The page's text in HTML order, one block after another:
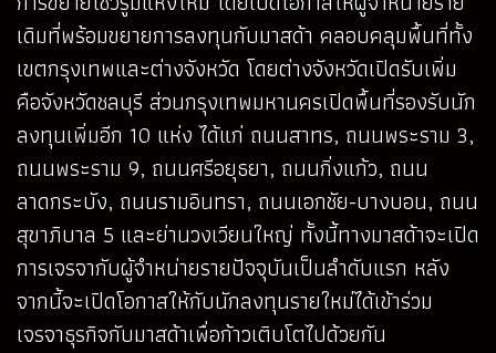
เดิมที่พร้อมขยายการลงทุนกับมาสด้า คลอบคลุมพื้นที่ทั้ง
เขตกรุงเทพและต่างจังหวัด โดยต่างจังหวัดเปิดรับเพิ่ม
คือจังหวัดชลบุรี ส่วนกรุงเทพมหานครเปิดพื้นที่รองรับนัก
ลงทุนเพิ่มอีก 10 แห่ง ได้แก่ ถนนสาทร, ถนนพระราม 3,
ถนนพระราม 9, ถนนศรีอยุธยา, ถนนกิ่งแก้ว, ถนน
ลาดกระบัง, ถนนรามอินทรา, ถนนเอกชัย-บางบอน, ถนน
สุขาภิบาล 5 และย่านวงเวียนใหญ่ ทั้งนี้ทางมาสด้าจะเปิด
การเจรจากับผู้จำหน่ายรายปัจจุบันเป็นลำดับแรก หลัง
จากนี้จะเปิดโอกาสให้กับนักลงทุนรายใหม่ได้เข้าร่วม
เจรจาธุรกิจกับมาสด้าเพื่อก้าวเติบโตไปด้วยกัน